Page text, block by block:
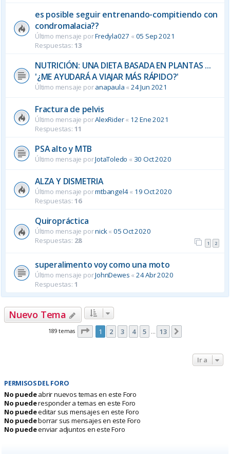
es posible seguir entrenando-compitiendo con
condromalacia??
Último mensaje porFredyla027 « 05 Sep 2021
Respuestas: 13
NUTRICIÓN: UNA DIETA BASADA EN PLANTAS ...
'¿ME AYUDARÁ A VIAJAR MÁS RÁPIDO?'
Último mensaje poranapaula «24 Jun 2021
Fractura de pelvis
Último mensaje porAlexRider« 12 Ene 2021
Respuestas: 11
PSA alto y MTB
Último mensaje porJotaToledo « 30 Oct 2020
ALZA Y DISMETRIA
Último mensaje pormtbangel4« 19 Oct 2020
Respuestas: 16
Quiropráctica
Último mensaje pornick« 05 Oct 2020
Respuestas: 28 1 2
superalimento voy como una moto
Último mensaje porJohnDewes « 24 Abr 2020
Respuestas: 1
Nuevo Tema
189 temas Página de 13
1 2 3 4 5 … 13
Ir a
PERMISOS DEL FORO
No puedeabrir nuevos temas en este Foro
No puederesponder a temas en este Foro
No puedeeditar sus mensajes en este Foro
No puedeborrar sus mensajes en este Foro
No puedeenviar adjuntos en este Foro